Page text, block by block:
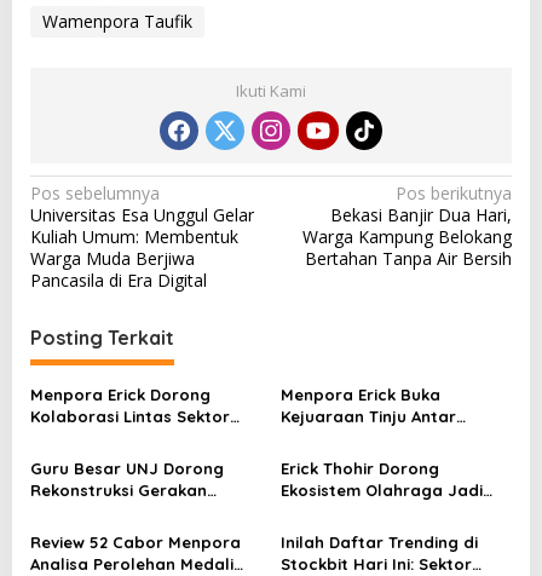
Wamenpora Taufik
Ikuti Kami
N
a
v
i
g
a
s
i
p
o
s
Pos sebelumnya
Universitas Esa Unggul Gelar
Kuliah Umum: Membentuk
Warga Muda Berjiwa
Pancasila di Era Digital
Pos berikutnya
Bekasi Banjir Dua Hari,
Warga Kampung Belokang
Bertahan Tanpa Air Bersih
Posting Terkait
Menpora Erick Dorong
Kolaborasi Lintas Sektor
Tourism Indonesia
Menpora Erick Buka
Kejuaraan Tinju Antar
Guru Besar UNJ Dorong
Rekonstruksi Gerakan
Terkait Isu HAM Papua
Erick Thohir Dorong
Ekosistem Olahraga Jadi
Nasional
Review 52 Cabor Menpora
Analisa Perolehan Medali
Inilah Daftar Trending di
Stockbit Hari Ini: Sektor